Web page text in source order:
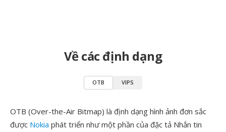
Về các định dạng
OTB VIPS
OTB (Over-the-Air Bitmap) là định dạng hình ảnh đơn sắc
được Nokia phát triển như một phần của đặc tả Nhắn tin